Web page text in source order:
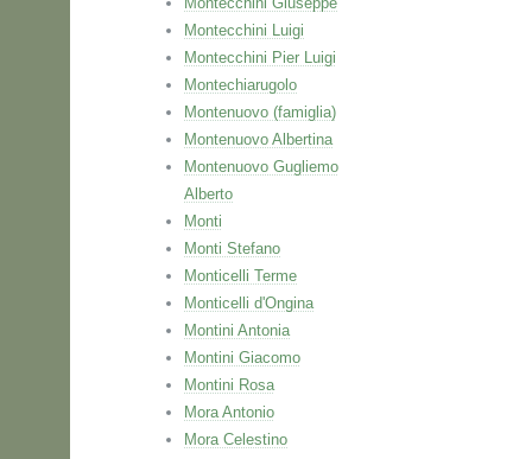
Montecchini Luigi
Montecchini Pier Luigi
Montechiarugolo
Montenuovo (famiglia)
Montenuovo Albertina
Montenuovo Gugliemo
Alberto
Monti
Monti Stefano
Monticelli Terme
Monticelli d'Ongina
Montini Antonia
Montini Giacomo
Montini Rosa
Mora Antonio
Mora Celestino